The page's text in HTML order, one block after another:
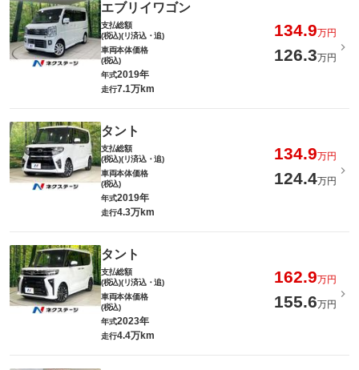
エブリイワゴン
支払総額
(税込)(リ済込・追)
134.9万円
車両本体価格
(税込)
126.3万円
年式2019年
走行7.1万km
タント
支払総額
(税込)(リ済込・追)
134.9万円
車両本体価格
(税込)
124.4万円
年式2019年
走行4.3万km
タント
支払総額
(税込)(リ済込・追)
162.9万円
車両本体価格
(税込)
155.6万円
年式2023年
走行4.4万km